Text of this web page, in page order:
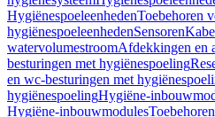
HygiënespoeleenhedenToebehoren
hygiënespoeleenhedenSensoren
watervolumestroomAfdekkingen en
besturingen met hygiënespoeling
en wc-besturingen met
hygiënespoelingHygiëne-
Hygiëne-inbouwmodules